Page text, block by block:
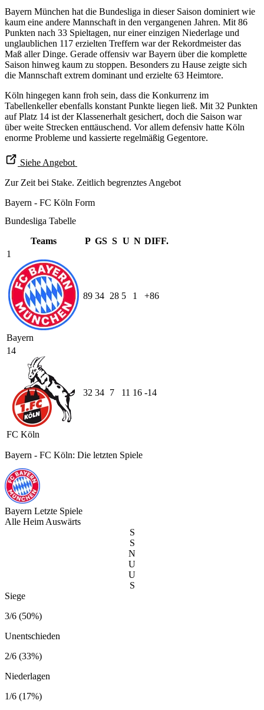
Bayern München hat die Bundesliga in dieser Saison dominiert wie
kaum eine andere Mannschaft in den vergangenen Jahren. Mit 86
Punkten nach 33 Spieltagen, nur einer einzigen Niederlage und
unglaublichen 117 erzielten Treffern war der Rekordmeister das
Maß aller Dinge. Gerade offensiv war Bayern über die komplette
Saison hinweg kaum zu stoppen. Besonders zu Hause zeigte sich
die Mannschaft extrem dominant und erzielte 63 Heimtore.
Köln hingegen kann froh sein, dass die Konkurrenz im
Tabellenkeller ebenfalls konstant Punkte liegen ließ. Mit 32 Punkten
auf Platz 14 ist der Klassenerhalt gesichert, doch die Saison war
über weite Strecken enttäuschend. Vor allem defensiv hatte Köln
enorme Probleme und kassierte regelmäßig Gegentore.
Siehe Angebot
Zur Zeit bei Stake. Zeitlich begrenztes Angebot
Bayern - FC Köln Form
Bundesliga Tabelle
Teams P GS S U N DIFF.
1
Bayern
89 34 28 5 1 +86
14
FC Köln
32 34 7 11 16 -14
Bayern - FC Köln: Die letzten Spiele
Bayern Letzte Spiele
Alle Heim Auswärts
S
S
N
U
U
S
Siege
3/6 (50%)
Unentschieden
2/6 (33%)
Niederlagen
1/6 (17%)